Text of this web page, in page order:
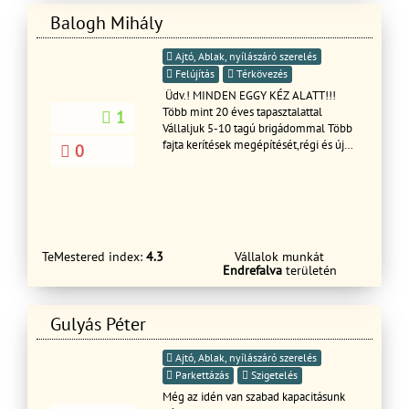
Balogh Mihály
1
0
Ajtó, Ablak, nyílászáró szerelés
Felújítás
Térkövezés
Üdv.! MINDEN EGGY KÉZ ALATT!!!
Több mint 20 éves tapasztalattal
Vállaljuk 5-10 tagú brigádommal Több
fajta kerítések megépítését,régi és új
falak innyektálását.Tovabbá Támfalak
építését és bontását terasz építését és
burkolását válaljuk rövid határidőn
képeinket és ha tetszik a munkáink
akkor hívjon bizalommal
TeMestered index: 4.3
Vállalok munkát
Endrefalvaterületén
Gulyás Péter
Ajtó, Ablak, nyílászáró szerelés
Parkettázás
Szigetelés
Még az idén van szabad kapacitásunk